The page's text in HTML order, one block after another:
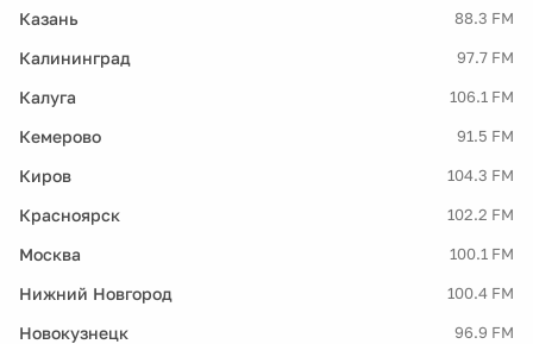
Казань 88.3 FM
Калининград 97.7 FM
Калуга 106.1 FM
Кемерово 91.5 FM
Киров 104.3 FM
Красноярск 102.2 FM
Москва 100.1 FM
Нижний Новгород 100.4 FM
Новокузнецк 96.9 FM